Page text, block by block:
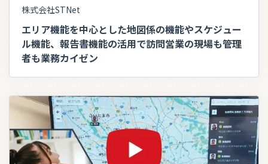
株式会社STNet
エリア機能を中心とした地図係の機能やスケジュー
ル機能、報告書機能の活用で訪問営業の現場も管理
者も業務カイゼン